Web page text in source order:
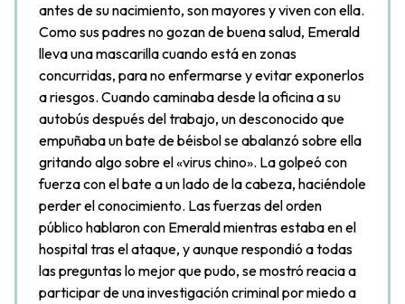
antes de su nacimiento, son mayores y viven con ella.
Como sus padres no gozan de buena salud, Emerald
lleva una mascarilla cuando está en zonas
concurridas, para no enfermarse y evitar exponerlos
a riesgos. Cuando caminaba desde la oficina a su
autobús después del trabajo, un desconocido que
empuñaba un bate de béisbol se abalanzó sobre ella
gritando algo sobre el «virus chino». La golpeó con
fuerza con el bate a un lado de la cabeza, haciéndole
perder el conocimiento. Las fuerzas del orden
público hablaron con Emerald mientras estaba en el
hospital tras el ataque, y aunque respondió a todas
las preguntas lo mejor que pudo, se mostró reacia a
participar de una investigación criminal por miedo a